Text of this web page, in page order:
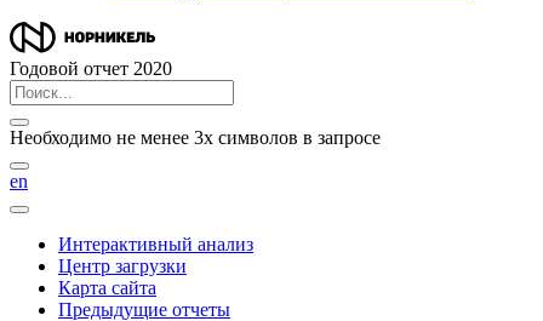
Годовой отчет 2020
Необходимо не менее 3х символов в запросе
en
Интерактивный анализ
Центр загрузки
Карта сайта
Предыдущие отчеты